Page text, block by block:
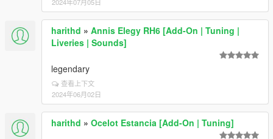
harithd » Annis Elegy RH6 [Add-On | Tuning |
Liveries | Sounds]
legendary
查看上下文
2024年06月02日
harithd » Ocelot Estancia [Add-On | Tuning]